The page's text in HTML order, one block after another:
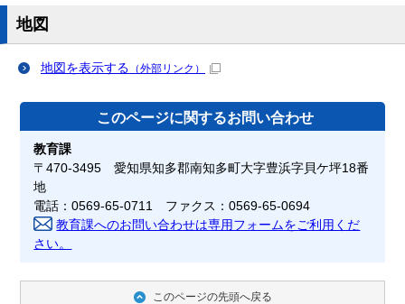
地図
地図を表示する （外部リンク）
このページに関するお問い合わせ
教育課
〒470-3495 愛知県知多郡南知多町大字豊浜字貝ケ坪18番
地
電話：0569-65-0711 ファクス：0569-65-0694
教育課へのお問い合わせは専用フォームをご利用くだ
さい。
このページの先頭へ戻る